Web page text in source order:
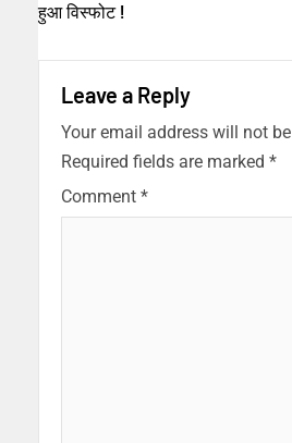
हुआ विस्फोट !
Leave a Reply
Your email address will not
Required fields are marked *
Comment *